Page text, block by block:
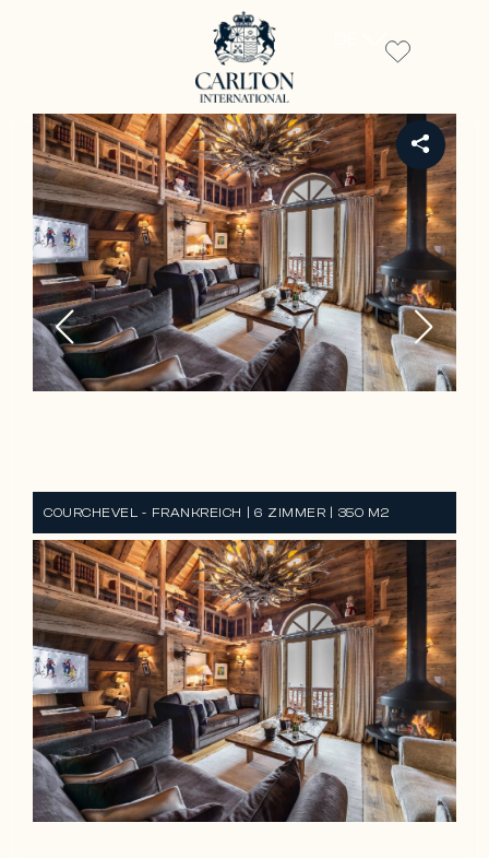
COURCHEVEL - FRANKREICH | 6 ZIMMER | 350 M2